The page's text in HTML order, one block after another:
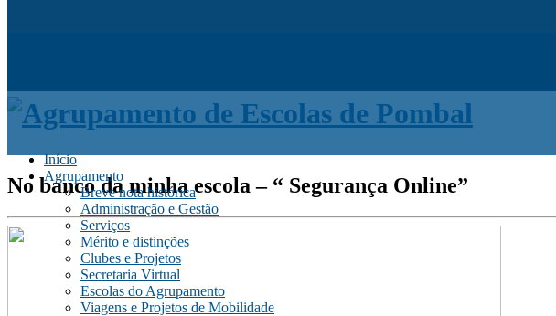
Início
Agrupamento
Breve nota histórica
Administração e Gestão
Serviços
Mérito e distinções
Clubes e Projetos
Secretaria Virtual
Escolas do Agrupamento
Viagens e Projetos de Mobilidade
No banco da minha escola – “ Segurança Online”